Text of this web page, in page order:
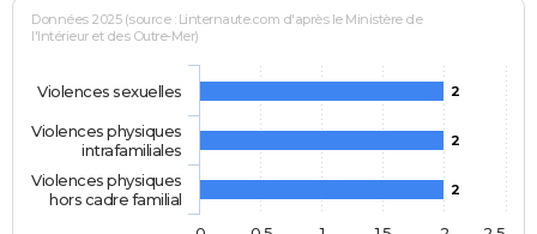
Données 2025 (source : Linternaute.com d'après le Ministère de
l'Intérieur et des Outre-Mer)
2
2
2
Violences sexuelles
Violences physiques
intrafamiliales
Violences physiques
hors cadre familial